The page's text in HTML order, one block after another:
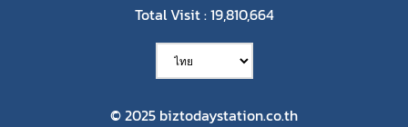
© 2025 biztodaystation.co.th
Total Visit : 19,810,664